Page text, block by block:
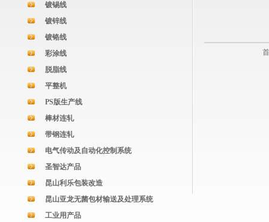
镀锡线
镀锌线
镀铬线
彩涂线
脱脂线
平整机
PS版生产线
棒材连轧
带钢连轧
电气传动及自动化控制系统
圣智达产品
昆山利乐包装改造
昆山亚龙无菌包材输送及处理系统
工业用产品